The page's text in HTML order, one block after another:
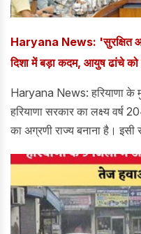
Haryana News: 'सुरक्षित
दिशा में बड़ा कदम, आयुष ढांचे को
Haryana News: हरियाणा के
हरियाणा सरकार का लक्ष्य वर्ष
का अग्रणी राज्य बनाना है।
योग और प्राकृतिक चिकित्सा
उन्होंने कहा कि सरकार संकल्प
समय सीमा में पूरा करने के लिए